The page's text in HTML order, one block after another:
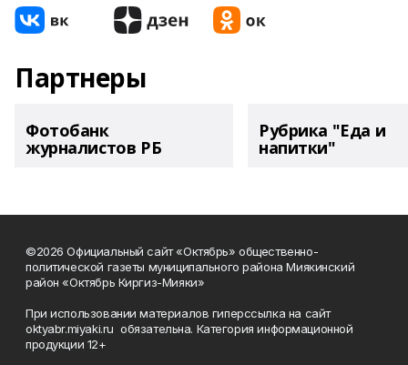
Партнеры
Фотобанк
журналистов РБ
Рубрика "Еда и
напитки"
©2026 Официальный сайт «Октябрь» общественно-
политической газеты муниципального района Миякинский
район «Октябрь Киргиз-Мияки»
При использовании материалов гиперссылка на сайт
oktyabr.miyaki.ru обязательна. Категория информационной
продукции 12+